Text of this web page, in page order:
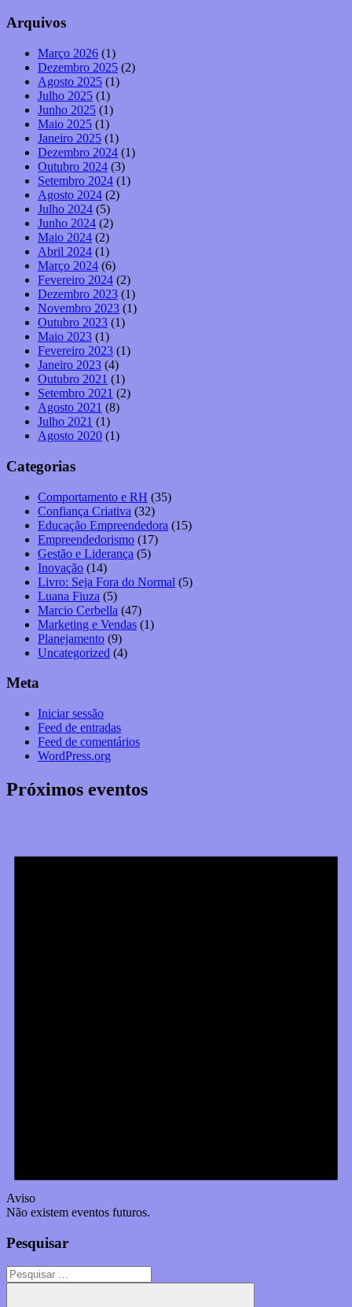
Arquivos
Março 2026 (1)
Dezembro 2025 (2)
Agosto 2025 (1)
Julho 2025 (1)
Junho 2025 (1)
Maio 2025 (1)
Janeiro 2025 (1)
Dezembro 2024 (1)
Outubro 2024 (3)
Setembro 2024 (1)
Agosto 2024 (2)
Julho 2024 (5)
Junho 2024 (2)
Maio 2024 (2)
Abril 2024 (1)
Março 2024 (6)
Fevereiro 2024 (2)
Dezembro 2023 (1)
Novembro 2023 (1)
Outubro 2023 (1)
Maio 2023 (1)
Fevereiro 2023 (1)
Janeiro 2023 (4)
Outubro 2021 (1)
Setembro 2021 (2)
Agosto 2021 (8)
Julho 2021 (1)
Agosto 2020 (1)
Categorias
Comportamento e RH (35)
Confiança Criativa (32)
Educação Empreendedora (15)
Empreendedorismo (17)
Gestão e Liderança (5)
Inovação (14)
Livro: Seja Fora do Normal (5)
Luana Fiuza (5)
Marcio Cerbella (47)
Marketing e Vendas (1)
Planejamento (9)
Uncategorized (4)
Meta
Iniciar sessão
Feed de entradas
Feed de comentários
WordPress.org
Próximos eventos
Aviso
Não existem eventos futuros.
Pesquisar
Pesquisar
por: